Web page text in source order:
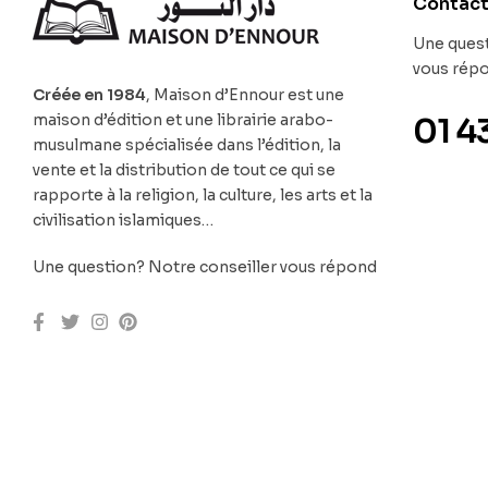
Créée en 1984, Maison d’Ennour est une
maison d’édition et une librairie arabo-
musulmane spécialisée dans l’édition, la
vente et la distribution de tout ce qui se
rapporte à la religion, la culture, les arts et la
civilisation islamiques…
Une question? Notre conseiller vous répond
Une
vous
01